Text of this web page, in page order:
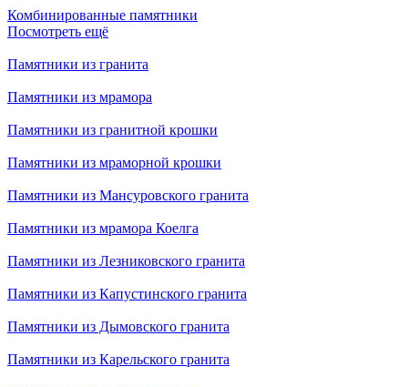
Комбинированные памятники
Посмотреть ещё
Памятники из гранита
Памятники из мрамора
Памятники из гранитной крошки
Памятники из мраморной крошки
Памятники из Мансуровского гранита
Памятники из мрамора Коелга
Памятники из Лезниковского гранита
Памятники из Капустинского гранита
Памятники из Дымовского гранита
Памятники из Карельского гранита